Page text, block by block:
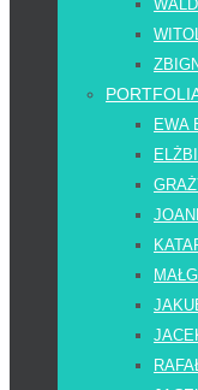
EWA